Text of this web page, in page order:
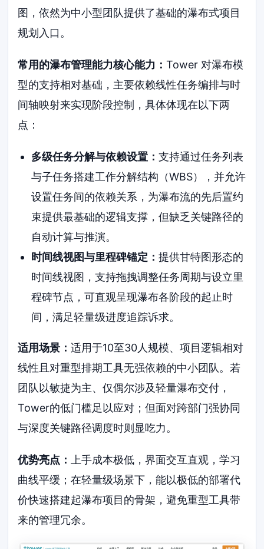
图，依然为中小型团队提供了基础的瀑布式项目
规划入口。
常用的瀑布管理能力核心能力：Tower 对瀑布模
型的支持相对基础，主要依赖线性任务编排与时
间轴映射来实现阶段控制，具体体现在以下两
点：
多级任务分解与依赖设置： 支持通过任务列表
与子任务搭建工作分解结构（WBS），并允许
设置任务间的依赖关系，为瀑布流的先后置约
束提供最基础的逻辑支撑，但缺乏关键路径的
自动计算与推演。
时间线视图与里程碑锚定： 提供甘特图形态的
时间线视图，支持拖拽调整任务周期与设立里
程碑节点，可直观呈现瀑布各阶段的起止时
间，满足轻量级进度追踪诉求。
适用场景：适用于10至30人规模、项目逻辑相对
线性且对重型排期工具无强依赖的中小团队。若
团队以敏捷为主、仅偶尔涉及轻量瀑布交付，
Tower的低门槛足以应对；但面对跨部门强协同
与深度关键路径调度时则显吃力。
优势亮点：
上手成本极低，界面交互直观，学习
曲线平缓；在轻量级场景下，能以极低的部署代
价快速搭建起瀑布项目的骨架，避免重型工具带
来的管理冗余。